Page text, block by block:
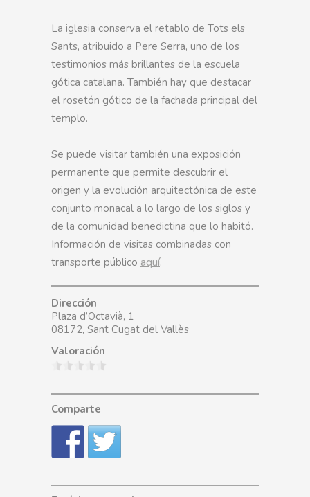
La iglesia conserva el retablo de Tots els
Sants, atribuido a Pere Serra, uno de los
testimonios más brillantes de la escuela
gótica catalana. También hay que destacar
el rosetón gótico de la fachada principal del
templo.
Se puede visitar también una exposición
permanente que permite descubrir el
origen y la evolución arquitectónica de este
conjunto monacal a lo largo de los siglos y
de la comunidad benedictina que lo habitó.
Información de visitas combinadas con
transporte público aquí.
Dirección
Plaza d’Octavià, 1
08172, Sant Cugat del Vallès
Valoración
Comparte